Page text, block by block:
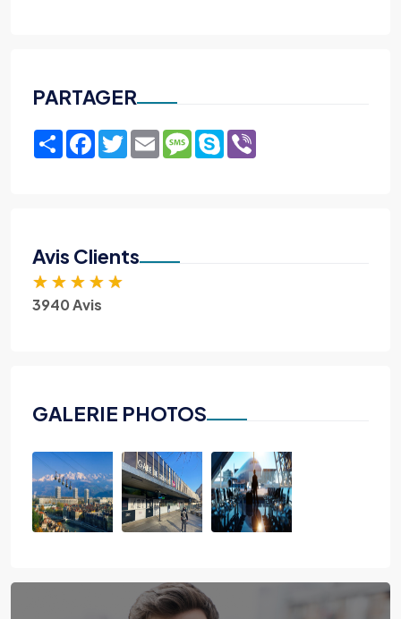
PARTAGER
ShareFacebook
TwitterEmailMessage
Skype
Avis Clients
★ ★ ★ ★ ★
3940 Avis
GALERIE PHOTOS